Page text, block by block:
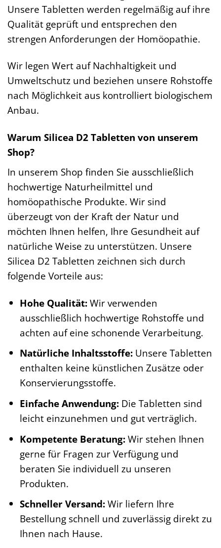
Unsere Tabletten werden regelmäßig auf ihre
Qualität geprüft und entsprechen den
strengen Anforderungen der Homöopathie.
Wir legen Wert auf Nachhaltigkeit und
Umweltschutz und beziehen unsere Rohstoffe
nach Möglichkeit aus kontrolliert biologischem
Anbau.
Warum Silicea D2 Tabletten von unserem
Shop?
In unserem Shop finden Sie ausschließlich
hochwertige Naturheilmittel und
homöopathische Produkte. Wir sind
überzeugt von der Kraft der Natur und
möchten Ihnen helfen, Ihre Gesundheit auf
natürliche Weise zu unterstützen. Unsere
Silicea D2 Tabletten zeichnen sich durch
folgende Vorteile aus:
Hohe Qualität:Wir verwenden
ausschließlich hochwertige Rohstoffe und
achten auf eine schonende Verarbeitung.
Natürliche Inhaltsstoffe:Unsere Tabletten
enthalten keine künstlichen Zusätze oder
Konservierungsstoffe.
Einfache Anwendung:Die Tabletten sind
leicht einzunehmen und gut verträglich.
Kompetente Beratung:Wir stehen Ihnen
gerne für Fragen zur Verfügung und
beraten Sie individuell zu unseren
Produkten.
Schneller Versand:Wir liefern Ihre
Bestellung schnell und zuverlässig direkt zu
Ihnen nach Hause.